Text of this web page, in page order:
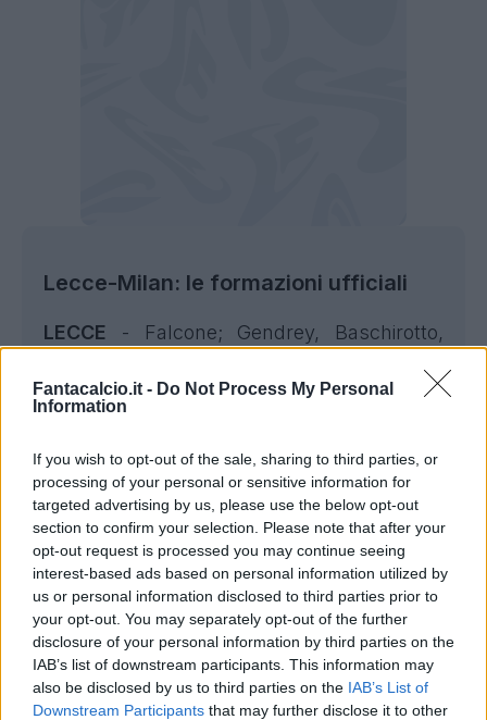
Fantacalcio.it - Do Not Process My Personal
Information
If you wish to opt-out of the sale, sharing to third parties, or
processing of your personal or sensitive information for
targeted advertising by us, please use the below opt-out
section to confirm your selection. Please note that after your
opt-out request is processed you may continue seeing
interest-based ads based on personal information utilized by
us or personal information disclosed to third parties prior to
your opt-out. You may separately opt-out of the further
disclosure of your personal information by third parties on the
IAB’s list of downstream participants. This information may
also be disclosed by us to third parties on the IAB’s List of
Downstream Participants that may further disclose it to other
Lecce-Milan: le formazioni ufficiali
LECCE - Falcone; Gendrey, Baschirotto,
Strefezza, Colombo, Di Francesco.
Tomori, Theo; Pobega, Bennacer;
Saelemaekers, Diaz, Leao; Giroud.
Lecce-Milan: dove vederla in TV
La partita Lecce-Milan sarà trasmessa in
diretta in esclusiva su Dazn, sarà visibile
scaricando l'app ufficiale su una smart tv